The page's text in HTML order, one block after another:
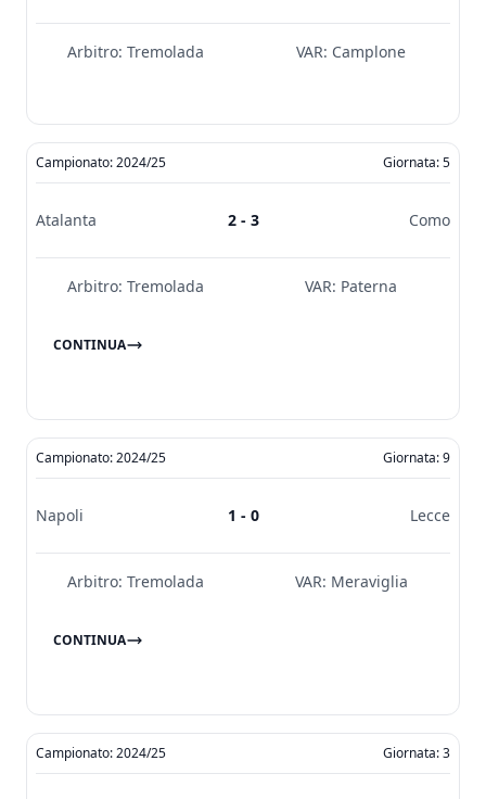
Arbitro: Tremolada VAR: Camplone
Campionato: 2024/25 Giornata: 5
Atalanta 2 - 3 Como
Arbitro: Tremolada VAR: Paterna
CONTINUA
Campionato: 2024/25 Giornata: 9
Napoli 1 - 0 Lecce
Arbitro: Tremolada VAR: Meraviglia
CONTINUA
Campionato: 2024/25 Giornata: 3